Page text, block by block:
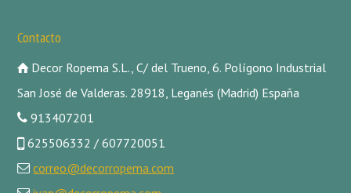
Contacto
Decor Ropema S.L., C/ del Trueno, 6. Polígono Industrial
San José de Valderas. 28918, Leganés (Madrid) España
913407201
625506332 / 607720051
correo@decorropema.com